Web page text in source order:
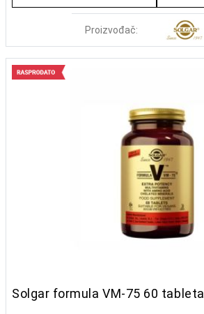
Proizvođač:
Solgar formula VM-75 60 tableta